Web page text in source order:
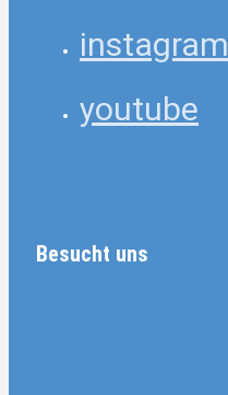
instagram
youtube
Besucht uns